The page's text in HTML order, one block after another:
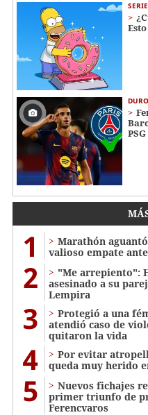
SERIE
1
Marathón
valioso empate
2
"Me arrepiento":
asesinado a su
Lempira
3
Protegió a una
atendió caso de
quitaron la vida
4
Por evitar
queda muy herido
5
Nuevos fichajes
primer triunfo de
Ferencvaros